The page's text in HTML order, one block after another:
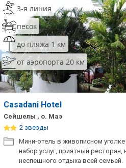
3-я линия
песок
до пляжа 1 км
от аэропорта 20 км
Casadani Hotel
Сейшелы , о. Маэ
2 звезды
Мини-отель в живописном
набор услуг, приятный
неспешного отдыха всей семьей.